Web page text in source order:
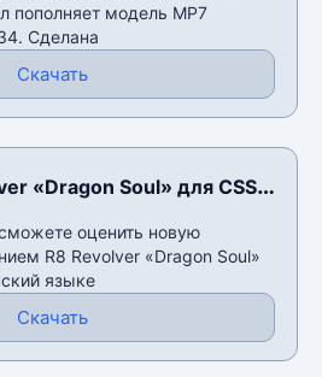
пополняет модель MP7
Сделана
Скачать
«Dragon Soul» для CSS
оценить новую
R8 Revolver «Dragon Soul»
языке
Скачать